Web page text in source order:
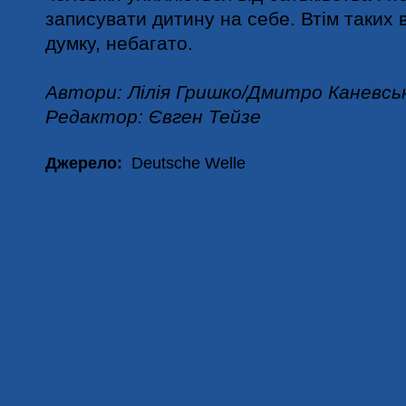
записувати дитину на себе. Втім таких
думку, небагато.
Автори: Лілія Гришко/Дмитро
Редактор: Євген Тейзе
Джерело: Deutsche Welle